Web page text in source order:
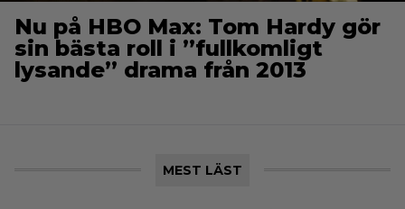
Nu på HBO Max: Tom Hardy gör
sin bästa roll i ”fullkomligt
lysande” drama från 2013
MEST LÄST